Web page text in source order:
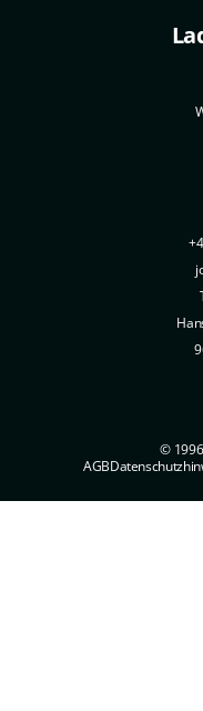
©
AGB